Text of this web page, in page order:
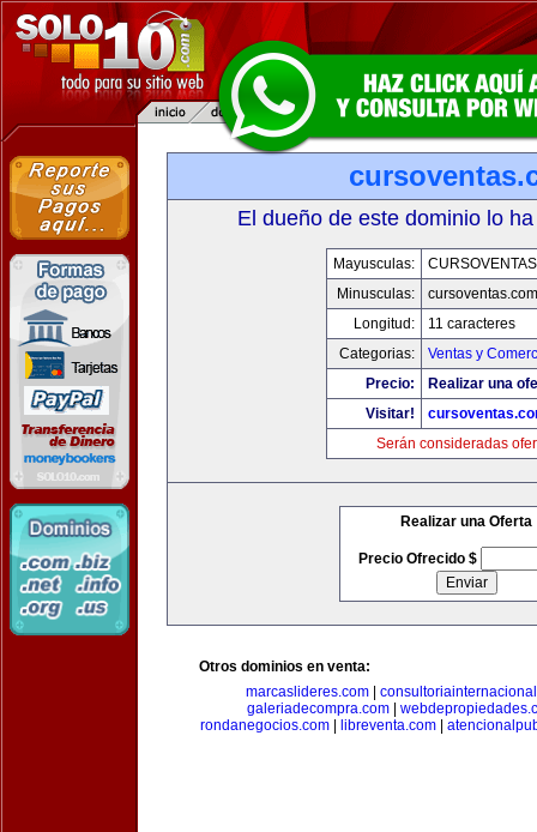
El dueño de este dominio lo
Mayusculas:
Minusculas:
cursoventas.com
Longitud:
11 caracteres
Categorias:
Ventas y
Precio:
Realizar una
Visitar!
Serán consideradas
Realizar una Oferta
Precio Ofrecido $
Otros dominios en venta:
marcaslideres.com
galeriadecompra.com|
rondanegocios.com
libreventa.com